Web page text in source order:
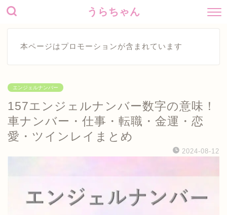
うらちゃん
本ページはプロモーションが含まれています
エンジェルナンバー
157エンジェルナンバー数字の意味！
車ナンバー・仕事・転職・金運・恋
愛・ツインレイまとめ
2024-08-12